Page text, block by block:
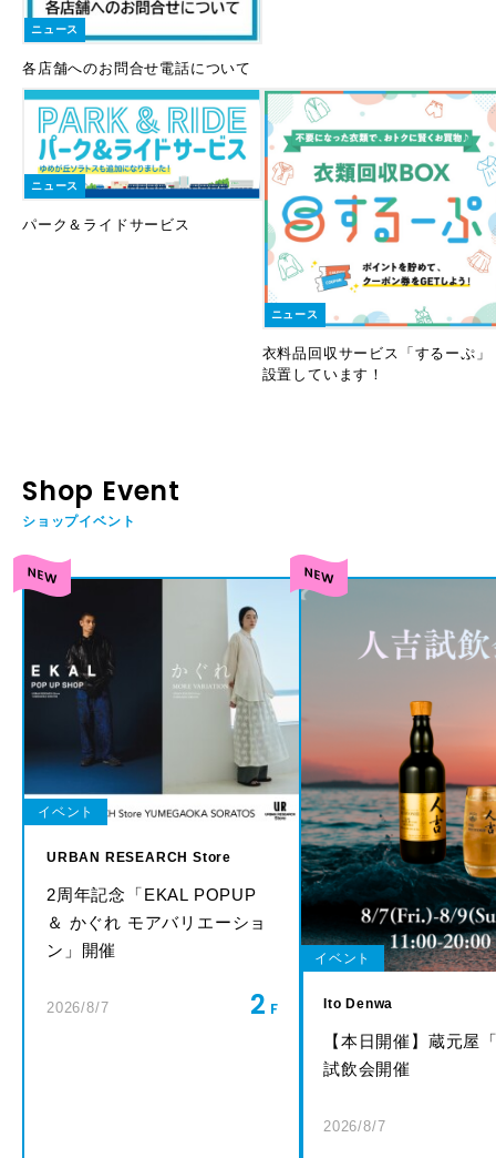
ニュース
各店舗へのお問合せ電話について
ニュース
パーク＆ライドサービス
ニュース
衣料品回収サービス「するーぷ」
設置しています！
Shop Event
ショップイベント
イベント
URBAN RESEARCH Store
2周年記念「EKAL POPUP
＆ かぐれ モアバリエーショ
ン」開催
2026/8/7 2
イベント
Ito Denwa
【本日開催】蔵元屋
試飲会開催
2026/8/7